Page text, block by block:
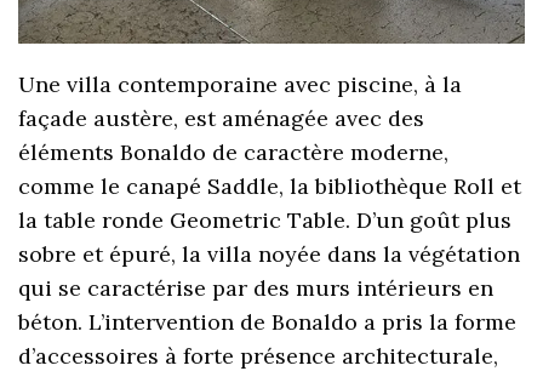
Une villa contemporaine avec piscine, à la
façade austère, est aménagée avec des
éléments Bonaldo de caractère moderne,
comme le canapé Saddle, la bibliothèque Roll et
la table ronde Geometric Table. D’un goût plus
sobre et épuré, la villa noyée dans la végétation
qui se caractérise par des murs intérieurs en
béton. L’intervention de Bonaldo a pris la forme
d’accessoires à forte présence architecturale,